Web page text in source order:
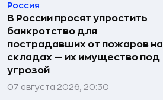
Россия
В России просят упростить
банкротство для
пострадавших от пожаров на
складах — их имущество под
угрозой
07 августа 2026, 20:30